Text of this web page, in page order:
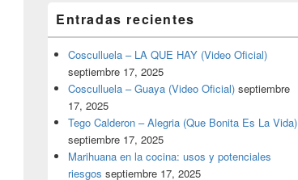
Entradas recientes
Cosculluela – LA QUE HAY (Video Oficial)
septiembre 17, 2025
Cosculluela – Guaya (Video Oficial) septiembre
17, 2025
Tego Calderon – Alegria (Que Bonita Es La Vida)
septiembre 17, 2025
Marihuana en la cocina: usos y potenciales
riesgos septiembre 17, 2025